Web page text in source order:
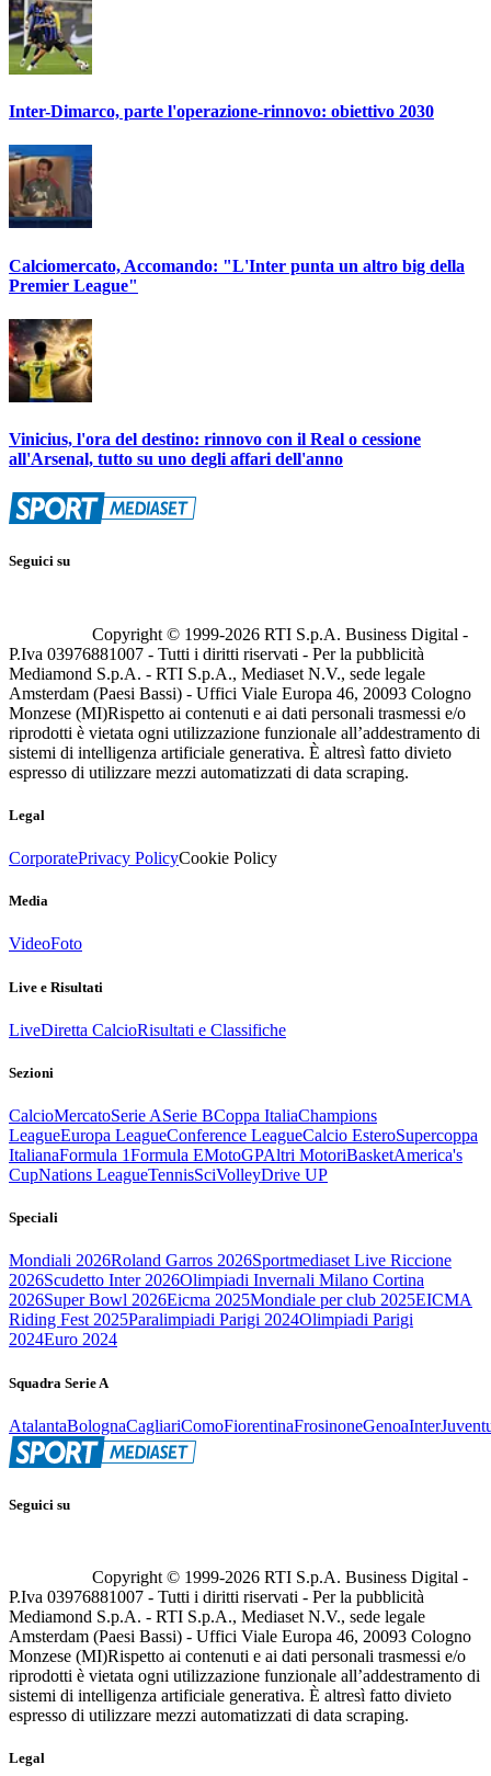
Inter-Dimarco, parte l'operazione-rinnovo: obiettivo 2030
Calciomercato, Accomando: "L'Inter punta un altro big della
Premier League"
Vinicius, l'ora del destino: rinnovo con il Real o cessione
all'Arsenal, tutto su uno degli affari dell'anno
Seguici su
Copyright © 1999-2026 RTI S.p.A. Business Digital -
P.Iva 03976881007 - Tutti i diritti riservati - Per la pubblicità
Mediamond S.p.A. - RTI S.p.A., Mediaset N.V., sede legale
Amsterdam (Paesi Bassi) - Uffici Viale Europa 46, 20093 Cologno
Monzese (MI)Rispetto ai contenuti e ai dati personali trasmessi e/o
riprodotti è vietata ogni utilizzazione funzionale all’addestramento di
sistemi di intelligenza artificiale generativa. È altresì fatto divieto
espresso di utilizzare mezzi automatizzati di data scraping.
Legal
CorporatePrivacy PolicyCookie Policy
Media
VideoFoto
Live e Risultati
LiveDiretta CalcioRisultati e Classifiche
Sezioni
CalcioMercatoSerie ASerie BCoppa ItaliaChampions
LeagueEuropa LeagueConference LeagueCalcio EsteroSupercoppa
ItalianaFormula 1Formula EMotoGPAltri MotoriBasketAmerica's
CupNations LeagueTennisSciVolleyDrive UP
Speciali
Mondiali 2026Roland Garros 2026Sportmediaset Live Riccione
2026Scudetto Inter 2026Olimpiadi Invernali Milano Cortina
2026Super Bowl 2026Eicma 2025Mondiale per club 2025EICMA
Riding Fest 2025Paralimpiadi Parigi 2024Olimpiadi Parigi
2024Euro 2024
Squadra Serie A
AtalantaBolognaCagliariComoFiorentinaFrosinoneGenoaInter
Seguici su
Copyright © 1999-2026 RTI S.p.A. Business Digital -
P.Iva 03976881007 - Tutti i diritti riservati - Per la pubblicità
Mediamond S.p.A. - RTI S.p.A., Mediaset N.V., sede legale
Amsterdam (Paesi Bassi) - Uffici Viale Europa 46, 20093 Cologno
Monzese (MI)Rispetto ai contenuti e ai dati personali trasmessi e/o
riprodotti è vietata ogni utilizzazione funzionale all’addestramento di
sistemi di intelligenza artificiale generativa. È altresì fatto divieto
espresso di utilizzare mezzi automatizzati di data scraping.
Legal